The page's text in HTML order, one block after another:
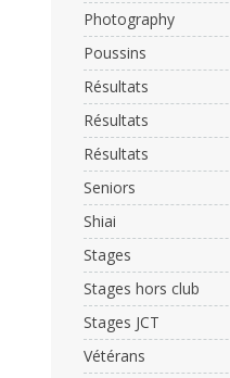
Photography
Poussins
Résultats
Résultats
Résultats
Seniors
Shiai
Stages
Stages hors club
Stages JCT
Vétérans